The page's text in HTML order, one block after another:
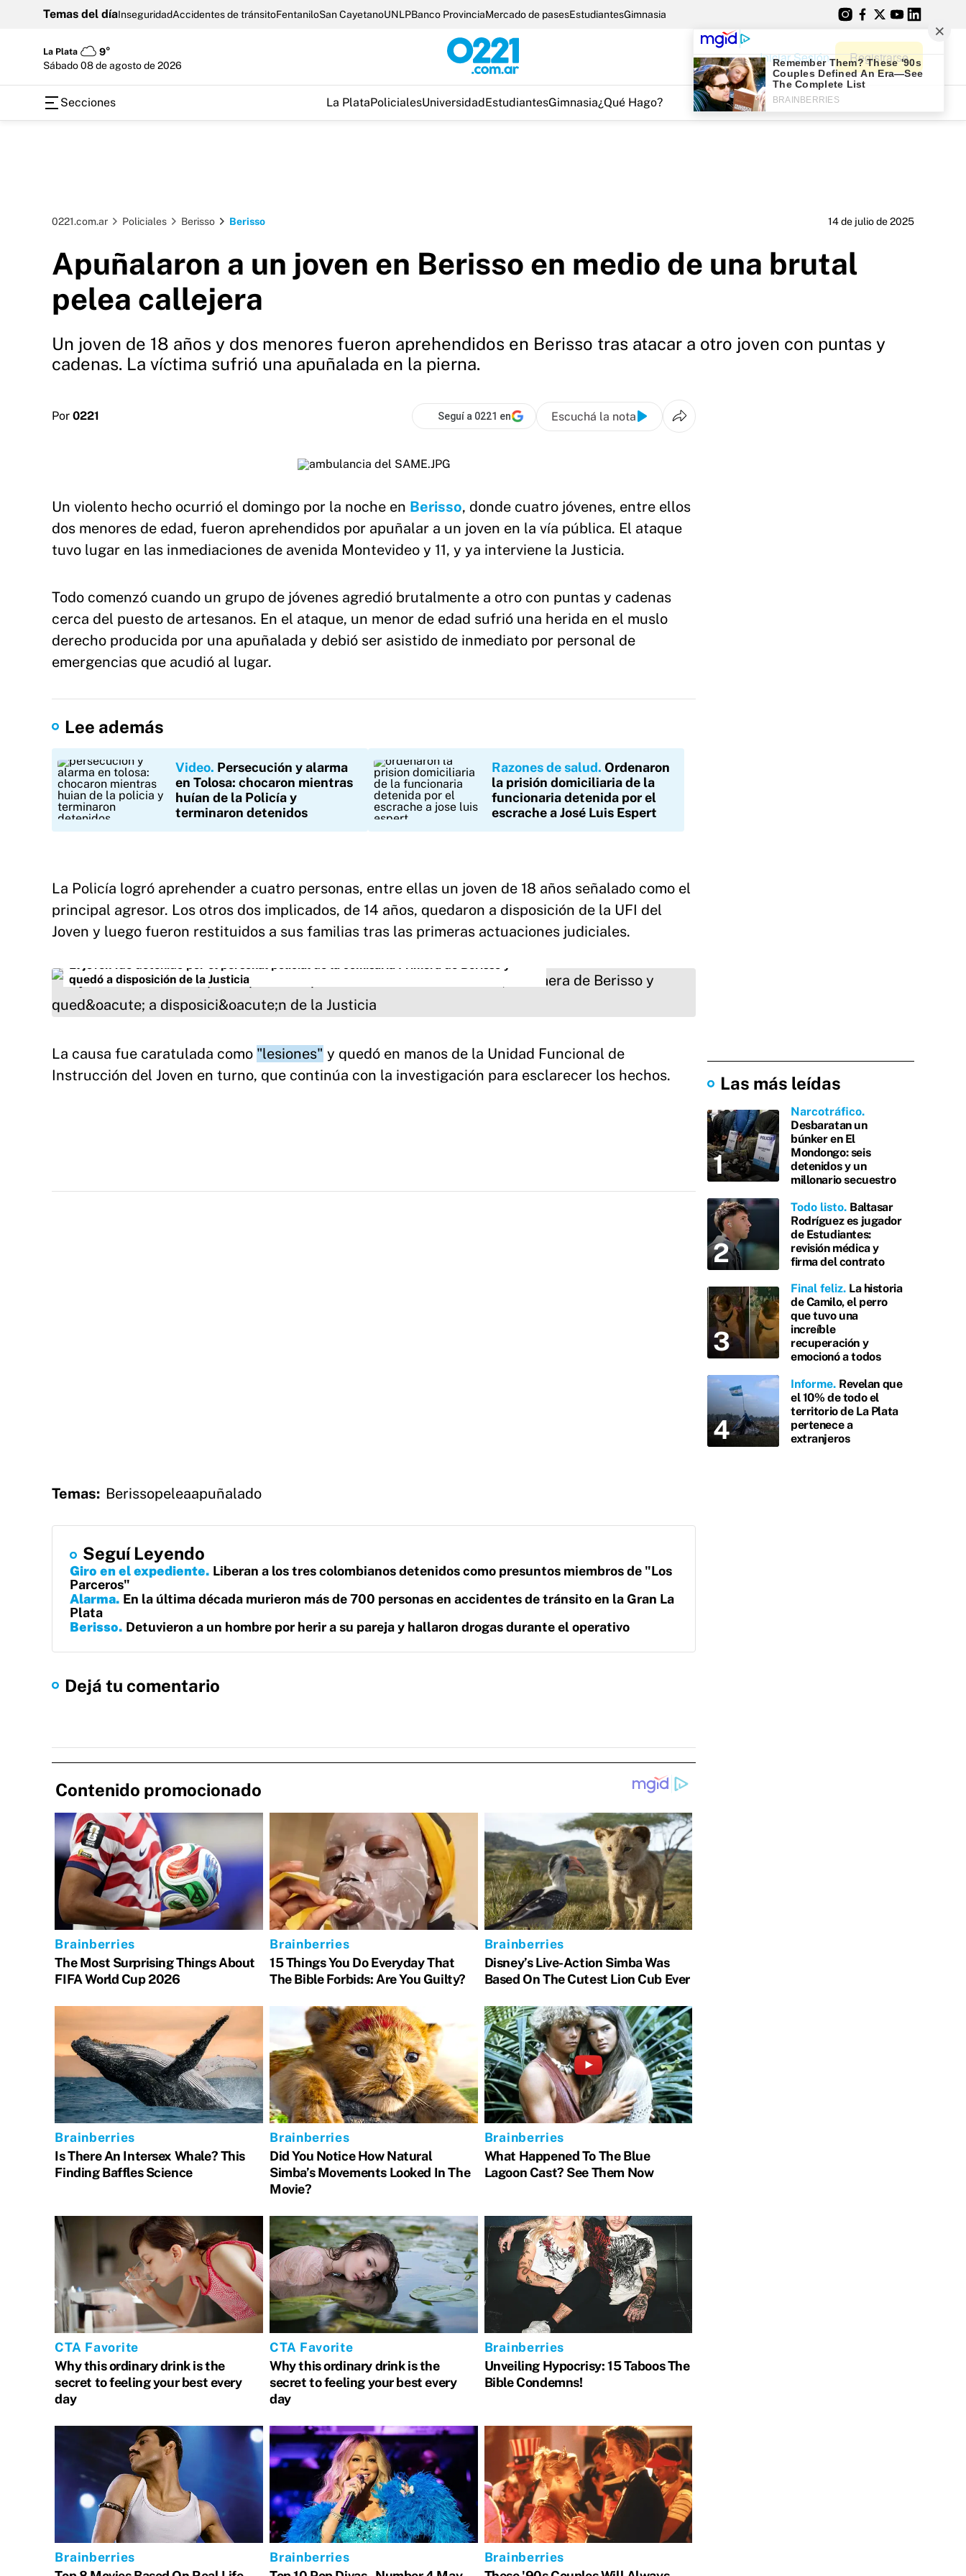
Temas del díaInseguridadAccidentes de tránsitoFentaniloSan CayetanoUNLPBanco ProvinciaMercado de pasesEstudiantesGimnasia
La Plata
9°
sábado 08 de agosto de 2026
Iniciar Sesión Registrarse
Secciones La PlataPolicialesUniversidadEstudiantesGimnasia¿Qué Hago?
0221.com.ar Policiales Berisso Berisso 14 de julio de 2025
Apuñalaron a un joven en Berisso en medio de una brutal
pelea callejera
Un joven de 18 años y dos menores fueron aprehendidos en Berisso tras atacar a otro joven con puntas y
cadenas. La víctima sufrió una apuñalada en la pierna.
Por 0221 Seguí a 0221 en Escuchá la nota
Un violento hecho ocurrió el domingo por la noche en Berisso, donde cuatro jóvenes, entre ellos
dos menores de edad, fueron aprehendidos por apuñalar a un joven en la vía pública. El ataque
tuvo lugar en las inmediaciones de avenida Montevideo y 11, y ya interviene la Justicia.
Todo comenzó cuando un grupo de jóvenes agredió brutalmente a otro con puntas y cadenas
cerca del puesto de artesanos. En el ataque, un menor de edad sufrió una herida en el muslo
derecho producida por una apuñalada y debió ser asistido de inmediato por personal de
emergencias que acudió al lugar.
Lee además
Video Persecución y alarma
en Tolosa: chocaron mientras
huían de la Policía y
terminaron detenidos
Razones de salud Ordenaron
la prisión domiciliaria de la
funcionaria detenida por el
escrache a José Luis Espert
La Policía logró aprehender a cuatro personas, entre ellas un joven de 18 años señalado como el
principal agresor. Los otros dos implicados, de 14 años, quedaron a disposición de la UFI del
Joven y luego fueron restituidos a sus familias tras las primeras actuaciones judiciales.
El joven fue detenido por el personal policial de la comisaría Primera de Berisso y
quedó a disposición de la Justicia
La causa fue caratulada como "lesiones" y quedó en manos de la Unidad Funcional de
Instrucción del Joven en turno, que continúa con la investigación para esclarecer los hechos.
Temas: Berissopeleaapuñalado
Seguí Leyendo
Giro en el expediente Liberan a los tres colombianos detenidos como presuntos miembros de "Los
Parceros"
Alarma En la última década murieron más de 700 personas en accidentes de tránsito en la Gran La
Plata
Berisso Detuvieron a un hombre por herir a su pareja y hallaron drogas durante el operativo
Dejá tu comentario
Las más leídas
Narcotráfico
Desbaratan un
búnker en El
Mondongo: seis
detenidos y un
millonario secuestro
Todo listo Baltasar
Rodríguez es jugador
de Estudiantes:
revisión médica y
firma del contrato
Final feliz La historia
de Camilo, el perro
que tuvo una
increíble
recuperación y
emocionó a todos
Informe Revelan que
el 10% de todo el
territorio de La Plata
pertenece a
extranjeros